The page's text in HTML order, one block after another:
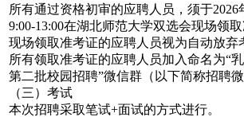
所有通过资格初审的应聘人员，须于2026
9:00-13:00在湖北师范大学双选会现场领
现场领取准考证的应聘人员视为自动放弃
所有领取准考证的应聘人员加入命名为“
第二批校园招聘”微信群（以下简称招聘微
（三）考试
本次招聘采取笔试+面试的方式进行。